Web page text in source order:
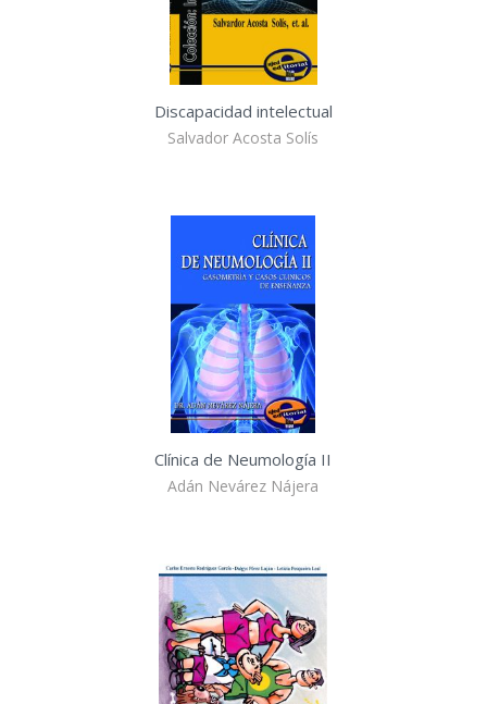
Discapacidad intelectual
Salvador Acosta Solís
Clínica de Neumología II
Adán Nevárez Nájera